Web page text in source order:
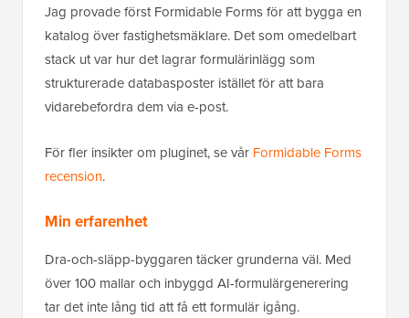
Jag provade först Formidable Forms för att bygga en
katalog över fastighetsmäklare. Det som omedelbart
stack ut var hur det lagrar formulärinlägg som
strukturerade databasposter istället för att bara
vidarebefordra dem via e-post.
För fler insikter om pluginet, se vår Formidable Forms
recension.
Min erfarenhet
Dra-och-släpp-byggaren täcker grunderna väl. Med
över 100 mallar och inbyggd AI-formulärgenerering
tar det inte lång tid att få ett formulär igång.